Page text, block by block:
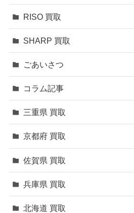
RISO 買取
SHARP 買取
ごあいさつ
コラム記事
三重県 買取
京都府 買取
佐賀県 買取
兵庫県 買取
北海道 買取